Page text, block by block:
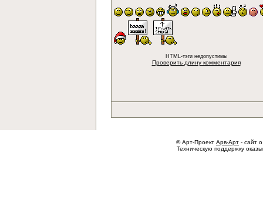
HTML-тэги недопустимы
Проверить длину комментария
© Арт-Проект Арв-Арт - сайт
Техническую поддержку